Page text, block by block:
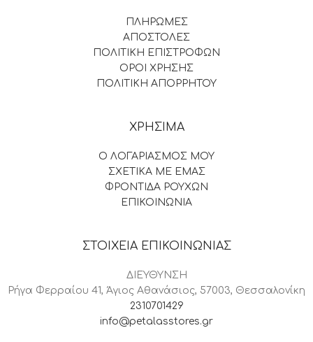
A lacus bibendum pulvinar
ΠΛΗΡΩΜΕΣ
ΑΠΟΣΤΟΛΕΣ
ΠΟΛΙΤΙΚΗ ΕΠΙΣΤΡΟΦΩΝ
ΟΡΟΙ ΧΡΗΣΗΣ
ΠΟΛΙΤΙΚΗ ΑΠΟΡΡΗΤΟΥ
ΧΡΗΣΙΜΑ
Ο ΛΟΓΑΡΙΑΣΜΟΣ ΜΟΥ
ΣΧΕΤΙΚΑ ΜΕ ΕΜΑΣ
ΦΡΟΝΤΙΔΑ ΡΟΥΧΩΝ
ΕΠΙΚΟΙΝΩΝΙΑ
ΣΤΟΙΧΕΙΑ ΕΠΙΚΟΙΝΩΝΙΑΣ
ΔΙΕΥΘΥΝΣΗ
Ρήγα Φερραίου 41, Άγιος Αθανάσιος, 57003, Θεσσαλονίκη
2310701429
info@petalasstores.gr